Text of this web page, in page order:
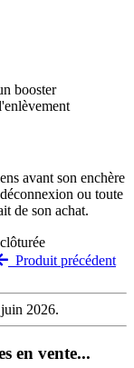
booster
avant son enchère
ou toute
de son achat.
Produit précédent
2026.
en vente...